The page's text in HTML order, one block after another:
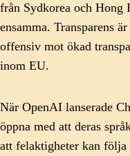
från Sydkorea och Hong
ensamma. Transparens
offensiv mot ökad
inom EU.
När OpenAI lanserade
öppna med att deras
att felaktigheter kan följa